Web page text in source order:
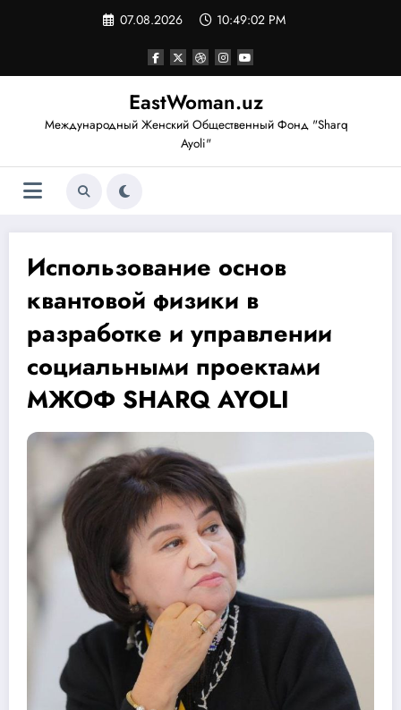
07.08.2026 10:49:02 PM
EastWoman.uz
Международный Женский Общественный Фонд "Sharq
Ayoli"
Использование основ
квантовой физики в
разработке и управлении
социальными проектами
МЖОФ SHARQ AYOLI